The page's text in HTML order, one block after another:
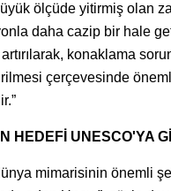
ölçüde yitirmiş olan
daha cazip bir hale
artırılarak, konaklama
çerçevesinde
HEDEFİ UNESCO'YA
mimarisinin önemli